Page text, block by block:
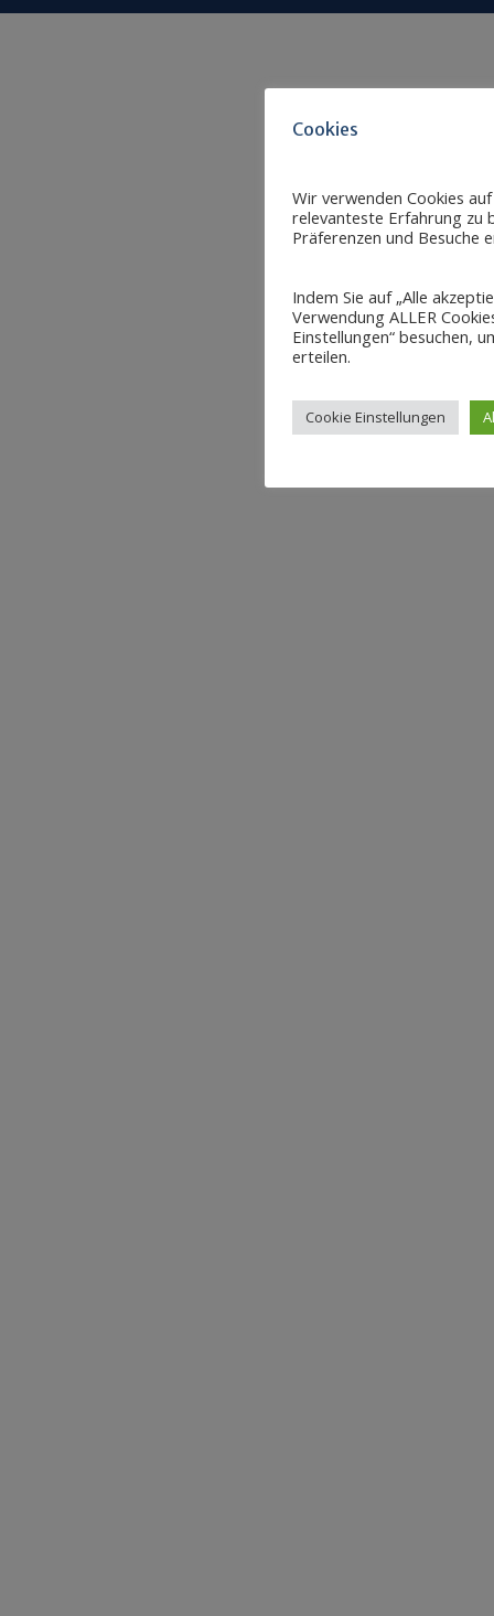
Cookies
Wir verwenden Cookies
relevanteste Erfahrung zu
Präferenzen und Besuche
Indem Sie auf „Alle
Verwendung ALLER
Einstellungen“ besuchen,
erteilen.
Cookie Einstellungen